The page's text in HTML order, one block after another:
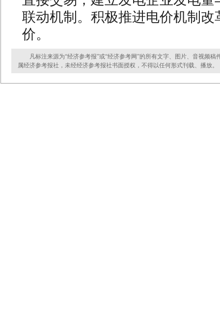
联动机制。积极推进电价机制改
价。
凡标注来源为“经济参考报”或“经济参考网”的所有文字、图片、音视频稿
属经济参考报社，未经经济参考报社书面授权，不得以任何形式刊载、播放。